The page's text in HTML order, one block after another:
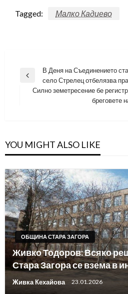
Tagged: Малко Кадиево
Навигация
Previous
Post
В Деня на Съединението
село Стрелец отбелязва
Силно земетресение бе
бреговете
YOU MIGHT ALSO LIKE
ОБЩИНА СТАРА ЗАГОРА
Живко Тодоров: Всяко
Стара Загора се взема в
Живка Кехайова 23.01.2026